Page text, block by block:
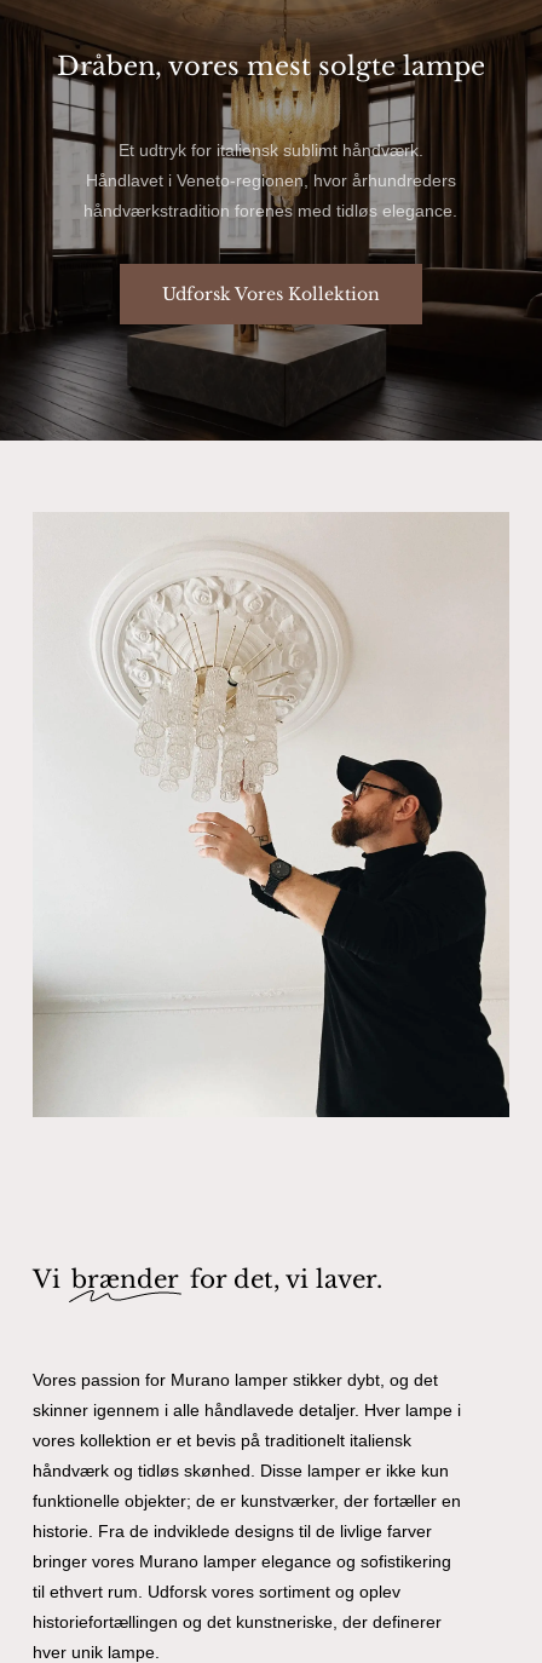
Dråben, vores mest solgte lampe
Et udtryk for italiensk sublimt håndværk.
Håndlavet i Veneto-regionen, hvor århundreders
håndværkstradition forenes med tidløs elegance.
Udforsk Vores Kollektion
Vi brænder for det, vi laver.
Vores passion for Murano lamper stikker dybt, og det
skinner igennem i alle håndlavede detaljer. Hver lampe i
vores kollektion er et bevis på traditionelt italiensk
håndværk og tidløs skønhed. Disse lamper er ikke kun
funktionelle objekter; de er kunstværker, der fortæller en
historie. Fra de indviklede designs til de livlige farver
bringer vores Murano lamper elegance og sofistikering
til ethvert rum. Udforsk vores sortiment og oplev
historiefortællingen og det kunstneriske, der definerer
hver unik lampe.